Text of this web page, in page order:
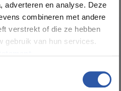
adverteren en analyse. Deze
combineren met andere
verstrekt of die ze hebben
gebruik van hun services.
Eiken natuur
4.582 m²
2,5 mm